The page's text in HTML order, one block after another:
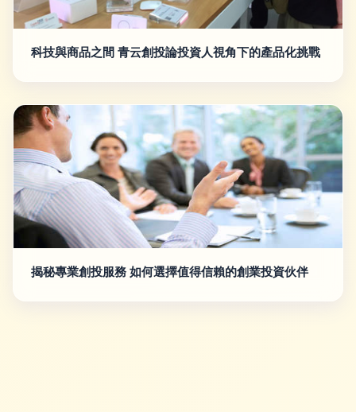
科技與商品之間 青云創投論投資人視角下的產品化挑戰
揭秘專業創投服務 如何選擇值得信賴的創業投資伙伴